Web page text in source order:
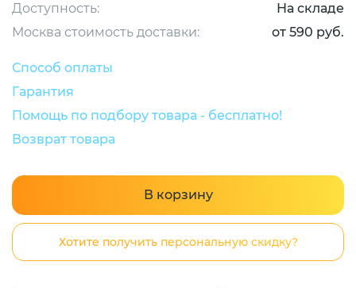
Доступность:
На складе
Москва стоимость доставки:
от 590 руб.
Способ оплаты
Гарантия
Помощь по подбору товара - бесплатно!
Возврат товара
В корзину
Хотите получить персональную скидку?